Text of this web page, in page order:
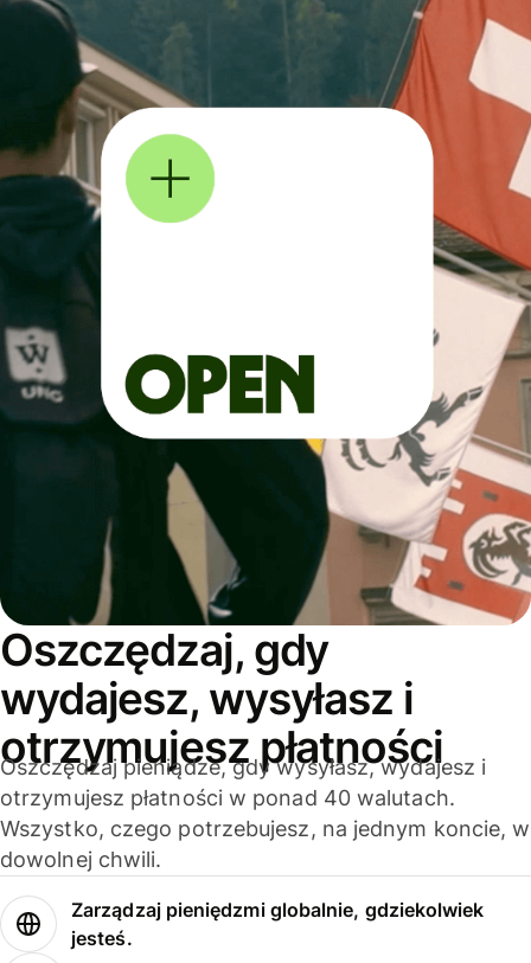
Oszczędzaj, gdy
wydajesz, wysyłasz i
otrzymujesz płatności
Oszczędzaj pieniądze, gdy wysyłasz, wydajesz i
otrzymujesz płatności w ponad 40 walutach.
Wszystko, czego potrzebujesz, na jednym koncie, w
dowolnej chwili.
Zarządzaj pieniędzmi globalnie, gdziekolwiek
jesteś.